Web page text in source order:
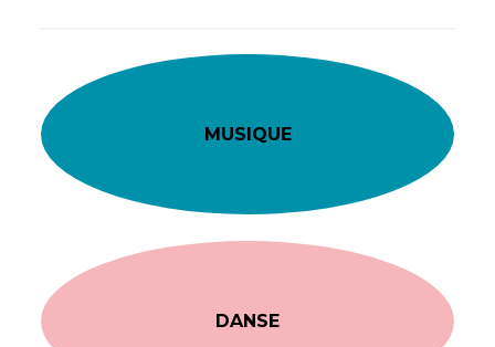
MUSIQUE
DANSE